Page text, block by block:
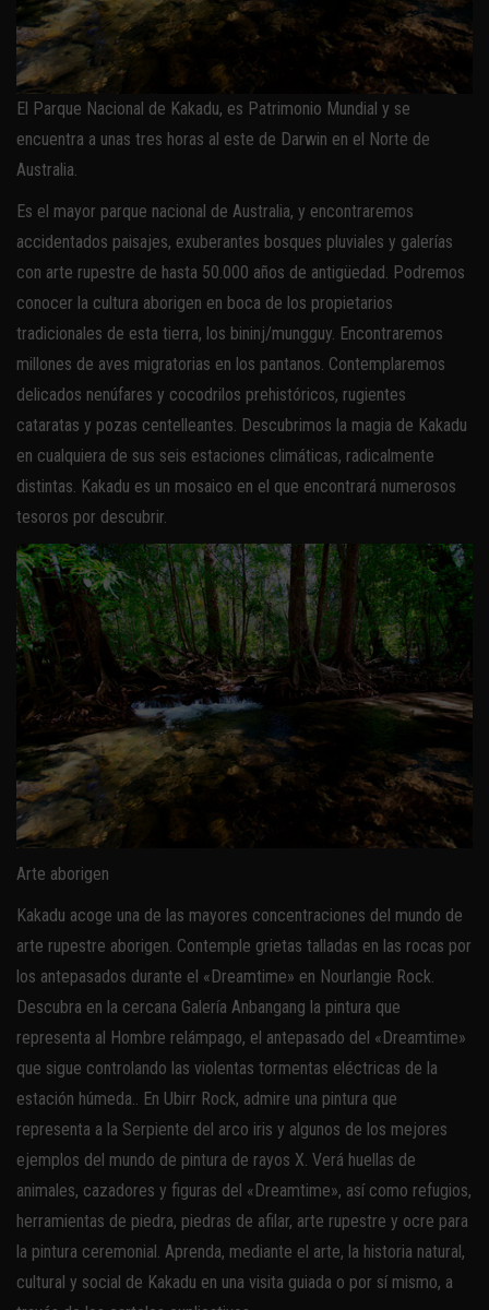
El Parque Nacional de Kakadu, es Patrimonio Mundial y se
encuentra a unas tres horas al este de Darwin en el Norte de
Australia.
Es el mayor parque nacional de Australia, y encontraremos
accidentados paisajes, exuberantes bosques pluviales y galerías
con arte rupestre de hasta 50.000 años de antigüedad. Podremos
conocer la cultura aborigen en boca de los propietarios
tradicionales de esta tierra, los bininj/mungguy. Encontraremos
millones de aves migratorias en los pantanos. Contemplaremos
delicados nenúfares y cocodrilos prehistóricos, rugientes
cataratas y pozas centelleantes. Descubrimos la magia de Kakadu
en cualquiera de sus seis estaciones climáticas, radicalmente
distintas. Kakadu es un mosaico en el que encontrará numerosos
tesoros por descubrir.
Arte aborigen
Kakadu acoge una de las mayores concentraciones del mundo de
arte rupestre aborigen. Contemple grietas talladas en las rocas por
los antepasados durante el «Dreamtime» en Nourlangie Rock.
Descubra en la cercana Galería Anbangang la pintura que
representa al Hombre relámpago, el antepasado del «Dreamtime»
que sigue controlando las violentas tormentas eléctricas de la
estación húmeda.. En Ubirr Rock, admire una pintura que
representa a la Serpiente del arco iris y algunos de los mejores
ejemplos del mundo de pintura de rayos X. Verá huellas de
animales, cazadores y figuras del «Dreamtime», así como refugios,
herramientas de piedra, piedras de afilar, arte rupestre y ocre para
la pintura ceremonial. Aprenda, mediante el arte, la historia natural,
cultural y social de Kakadu en una visita guiada o por sí mismo, a